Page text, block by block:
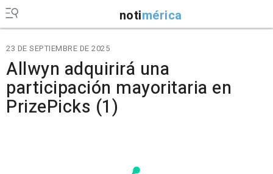
notimérica
23 DE SEPTIEMBRE DE 2025
Allwyn adquirirá una
participación mayoritaria en
PrizePicks (1)